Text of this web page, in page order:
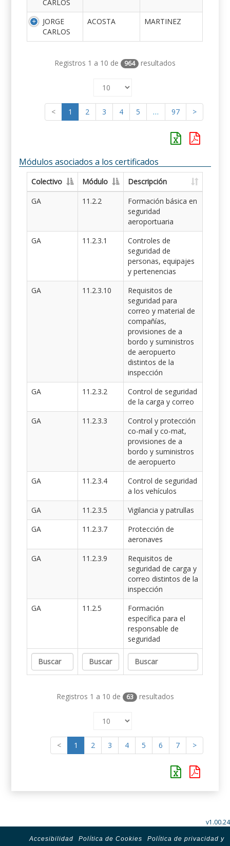
CARLOS
JORGE
CARLOS
ACOSTA MARTINEZ
Registros 1 a 10 de 964 resultados
< 1 2 3 4 5 … 97 >
Módulos asociados a los certificados
Colectivo Módulo
Descripción
GA
11.2.2
Formación básica en
seguridad
aeroportuaria
GA
11.2.3.1
Controles de
seguridad de
personas, equipajes
y pertenencias
GA
11.2.3.10
Requisitos de
seguridad para
correo y material de
compañías,
provisiones de a
bordo y suministros
de aeropuerto
distintos de la
inspección
GA
11.2.3.2
Control de seguridad
de la carga y correo
GA
11.2.3.3
Control y protección
co-mail y co-mat,
provisiones de a
bordo y suministros
de aeropuerto
GA
11.2.3.4
Control de seguridad
a los vehículos
GA
11.2.3.5
Vigilancia y patrullas
GA
11.2.3.7
Protección de
aeronaves
GA
11.2.3.9
Requisitos de
seguridad de carga y
correo distintos de la
inspección
GA
11.2.5
Formación
específica para el
responsable de
seguridad
Registros 1 a 10 de 63 resultados
< 1 2 3 4 5 6 7 >
v1.00.24
Accesibilidad Política de Cookies
Política de privacidad y